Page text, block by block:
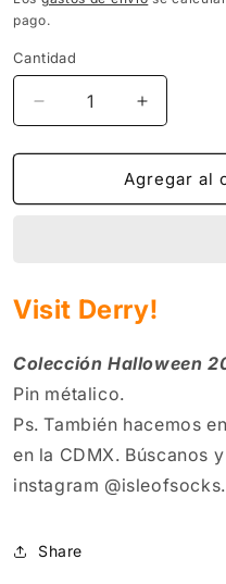
ó
n
pago.
Cantidad
Reducir
cantidad
para
Derry
Aumentar
cantidad
para
Visit
Derry
Agregar al
Visit Derry!
Colección Halloween
Pin métalico.
Ps. También hacemos
en la CDMX. Búscanos
instagram @isleofsocks.
Share